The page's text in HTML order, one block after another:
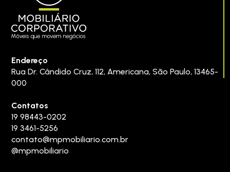
Endereço
Rua Dr. Cândido Cruz, 112,Americana,São Paulo,13465-
000
Contatos
19 98443-0202
19 3461-5256
contato@mpmobiliario.com.br
@mpmobiliario